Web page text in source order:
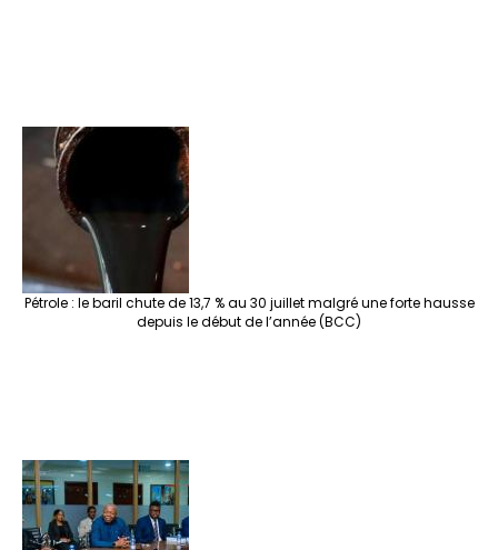
Pétrole : le baril chute de 13,7 % au 30 juillet malgré une forte hausse
depuis le début de l’année (BCC)